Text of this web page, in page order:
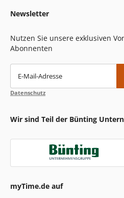
Newsletter
Nutzen Sie unsere exklusiven
Abonnenten
E-Mail-Adresse
Datenschutz
Wir sind Teil der Bünting
myTime.de auf